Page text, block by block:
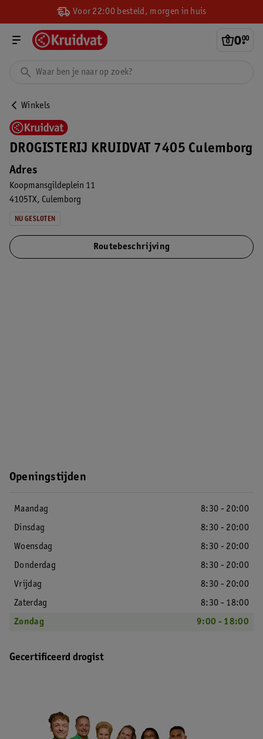
Voor 22:00 besteld, morgen in huis
0.
00
Winkels
DROGISTERIJ KRUIDVAT 7405 Culemborg
Adres
Koopmansgildeplein 11
4105TX Culemborg
NU GESLOTEN
Routebeschrijving
Openingstijden
Maandag
8:30 - 20:00
Dinsdag
8:30 - 20:00
Woensdag
8:30 - 20:00
Donderdag
8:30 - 20:00
Vrijdag
8:30 - 20:00
Zaterdag
8:30 - 18:00
Zondag
9:00 - 18:00
Gecertificeerd drogist